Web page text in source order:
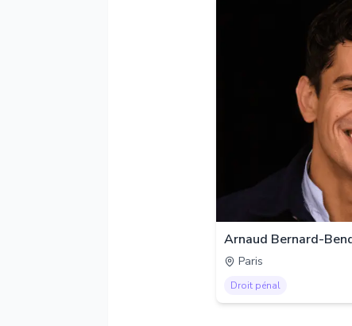
Arnaud Bernard-
Paris
Droit pénal